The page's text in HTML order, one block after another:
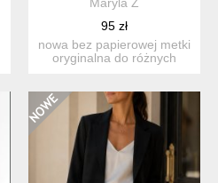
95 zł
nowa bez papierowej metki
oryginalna do różnych